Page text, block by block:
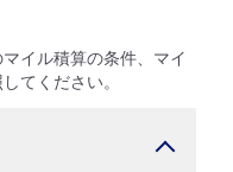
イル積算の条件、マイ
てください。